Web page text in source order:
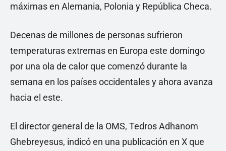
máximas en Alemania, Polonia y República Checa.
Decenas de millones de personas sufrieron
temperaturas extremas en Europa este domingo
por una ola de calor que comenzó durante la
semana en los países occidentales y ahora avanza
hacia el este.
El director general de la OMS, Tedros Adhanom
Ghebreyesus, indicó en una publicación en X que